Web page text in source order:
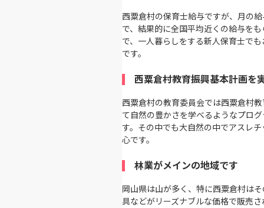
西粟倉村の保育士給与ですが、月の
で、結果的に全国平均近くの給与を
で、一人暮らしをする新人保育士で
です。
西粟倉村教育振興基本計画を
西粟倉村の教育委員会では西粟倉村
て自然の豊かさを学べるようなプロ
す。その中でも大自然の中でアスレ
心です。
林業がメインの地域です
岡山県は山が多く、特に西粟倉村は
具などがリーズナブルな価格で販売